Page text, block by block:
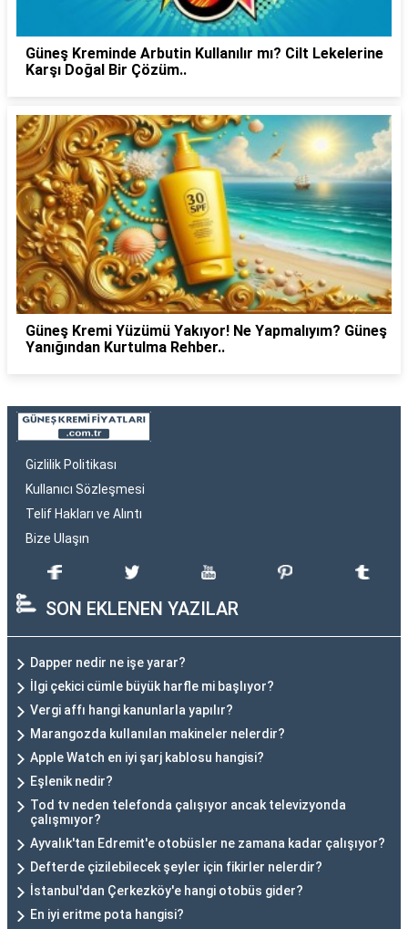
Güneş Kreminde Arbutin Kullanılır mı? Cilt Lekelerine
Karşı Doğal Bir Çözüm..
Güneş Kremi Yüzümü Yakıyor! Ne Yapmalıyım? Güneş
Yanığından Kurtulma Rehber..
Gizlilik Politikası
Kullanıcı Sözleşmesi
Telif Hakları ve Alıntı
Bize Ulaşın
SON EKLENEN YAZILAR
Dapper nedir ne işe yarar?
İlgi çekici cümle büyük harfle mi başlıyor?
Vergi affı hangi kanunlarla yapılır?
Marangozda kullanılan makineler nelerdir?
Apple Watch en iyi şarj kablosu hangisi?
Eşlenik nedir?
Tod tv neden telefonda çalışıyor ancak televizyonda
çalışmıyor?
Ayvalık'tan Edremit'e otobüsler ne zamana kadar çalışıyor?
Defterde çizilebilecek şeyler için fikirler nelerdir?
İstanbul'dan Çerkezköy'e hangi otobüs gider?
En iyi eritme pota hangisi?